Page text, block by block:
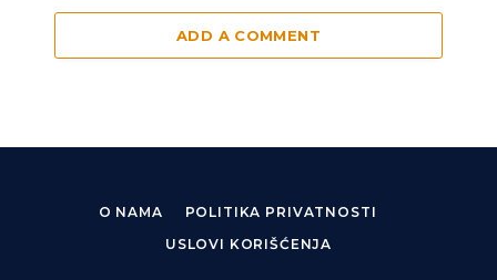
ADD A COMMENT
O NAMA
POLITIKA PRIVATNOSTI
USLOVI KORIŠĆENJA